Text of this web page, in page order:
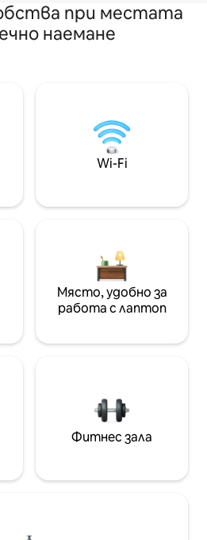
при местата
наемане
Wi-Fi
Място, удобно за
работа с лаптоп
Фитнес зала